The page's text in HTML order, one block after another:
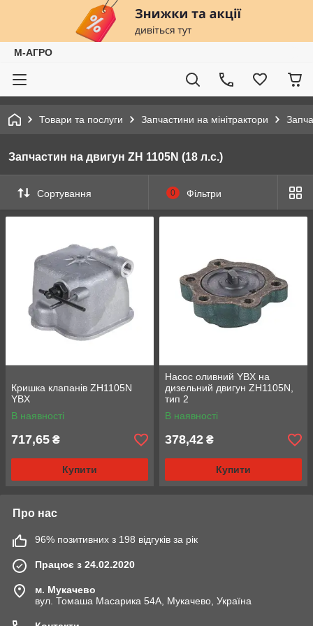
М-АГРО
Товари та послуги Запчастини на мінітрактори
Запчастин на двигун ZH 1105N (18 л.с.)
Сортування 0 Фільтри
Кришка клапанів ZH1105N
YBX
В наявності
717,65 ₴
Купити
Насос оливний YBX на
дизельний двигун ZH1105N,
тип 2
В наявності
378,42 ₴
Купити
Про нас
96% позитивних з 198 відгуків за рік
Працює з 24.02.2020
м. Мукачево
вул. Томаша Масарика 54А, Мукачево, Україна